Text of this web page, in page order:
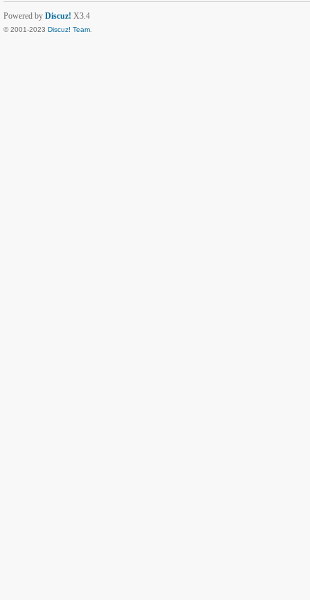
Powered by Discuz! X3.4
© 2001-2023 Discuz! Team